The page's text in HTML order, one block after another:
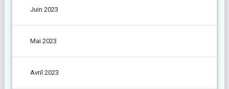
Juin 2023
Mai 2023
Avril 2023